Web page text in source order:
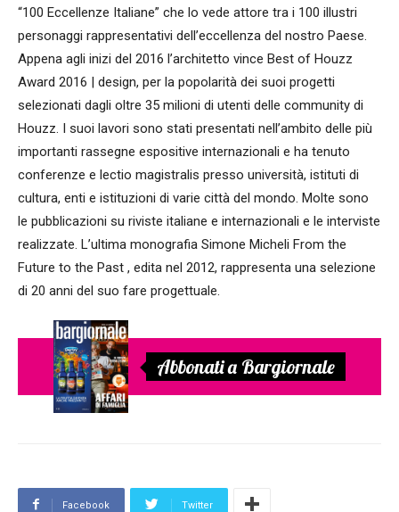
“100 Eccellenze Italiane” che lo vede attore tra i 100 illustri
personaggi rappresentativi dell’eccellenza del nostro Paese.
Appena agli inizi del 2016 l’architetto vince Best of Houzz
Award 2016 | design, per la popolarità dei suoi progetti
selezionati dagli oltre 35 milioni di utenti delle community di
Houzz. I suoi lavori sono stati presentati nell’ambito delle più
importanti rassegne espositive internazionali e ha tenuto
conferenze e lectio magistralis presso università, istituti di
cultura, enti e istituzioni di varie città del mondo. Molte sono
le pubblicazioni su riviste italiane e internazionali e le interviste
realizzate. L’ultima monografia Simone Micheli From the
Future to the Past , edita nel 2012, rappresenta una selezione
di 20 anni del suo fare progettuale.
Abbonati a Bargiornale
Facebook Twitter